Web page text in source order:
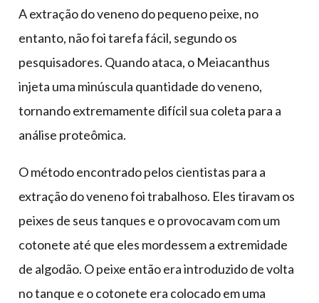
A extração do veneno do pequeno peixe, no
entanto, não foi tarefa fácil, segundo os
pesquisadores. Quando ataca, o Meiacanthus
injeta uma minúscula quantidade do veneno,
tornando extremamente difícil sua coleta para a
análise proteômica.
O método encontrado pelos cientistas para a
extração do veneno foi trabalhoso. Eles tiravam os
peixes de seus tanques e o provocavam com um
cotonete até que eles mordessem a extremidade
de algodão. O peixe então era introduzido de volta
no tanque e o cotonete era colocado em uma